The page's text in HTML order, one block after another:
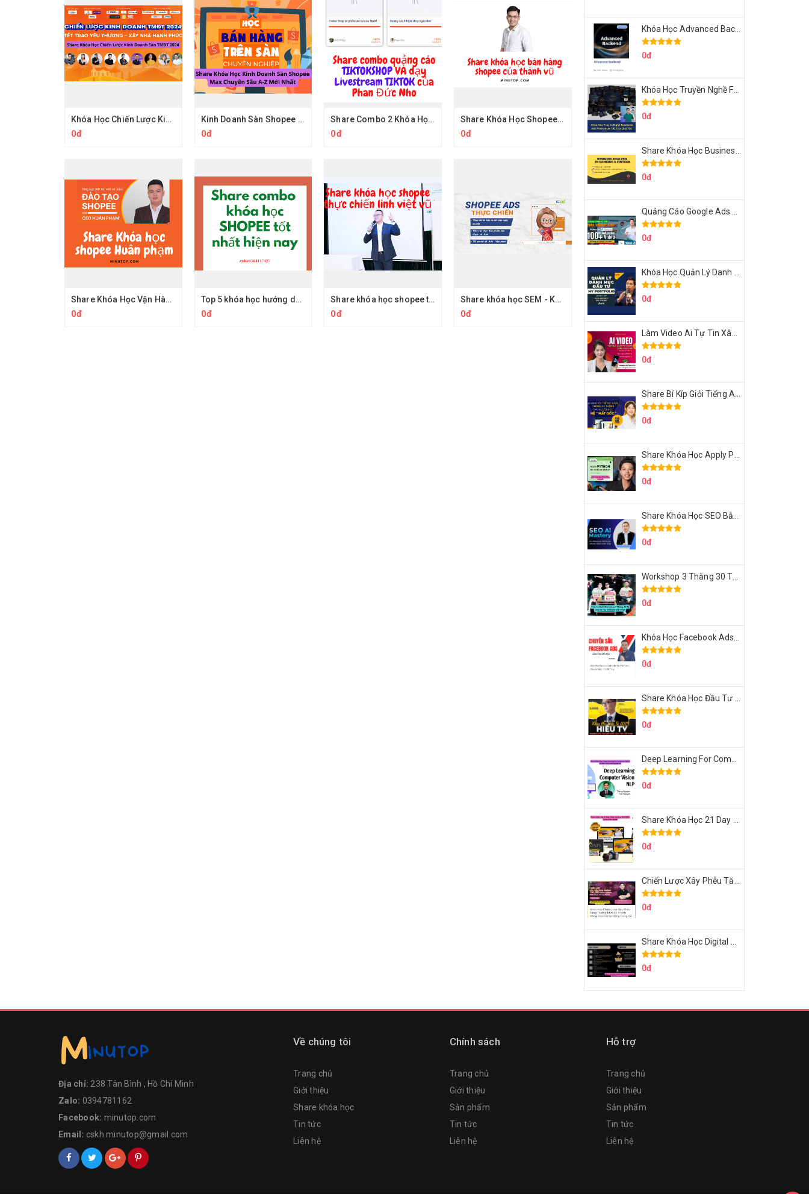
Khóa Học Chiến Lược Kinh Doanh Sàn TMĐT 2024
0đ
Kinh Doanh Sàn Shopee Max Chuyên Sâu A-Z
0đ
Share Combo 2 Khóa Học Quảng Cáo Tiktokshop Của Phan Đức Nho Kinhdoanh7ngay
0đ
Share Khóa Học Shopee Mastermind - Kinh Doanh Shopee Bài Bản Từ Gốc Rễ Của Thành Vũ
0đ
Share Khóa Học Vận Hành Gian Hàng Master Shopee Của Huân Phạm Lameco
0đ
Top 5 khóa học hướng dẫn kinh doanh trên shopee tốt nhất hiện nay - Share combo khóa học kinh doanh trên sàn thương mại điện tử
0đ
Share khóa học shopee thực chiến 100 đơn/ngày của học viện shopee Vũ Việt Linh
0đ
Share khóa học SEM - Khóa học shopee elite merchant - Đào tạo chuyên sâu cho nhà bán hàng shopee của DC GROUP
0đ
0đ
0đ
0đ
0đ
0đ
0đ
0đ
0đ
0đ
0đ
0đ
0đ
0đ
0đ
0đ
0đ
Địa chỉ: 238 Tân Bình , Hồ Chí Minh
Zalo: 0394781162
Facebook: minutop.com
Email: cskh.minutop@gmail.com
Về chúng tôi
Trang chủ
Giới thiệu
Share khóa học
Tin tức
Liên hệ
Chính sách
Trang chủ
Giới thiệu
Sản phẩm
Tin tức
Liên hệ
Hỗ trợ
Trang chủ
Giới thiệu
Sản phẩm
Tin tức
Liên hệ